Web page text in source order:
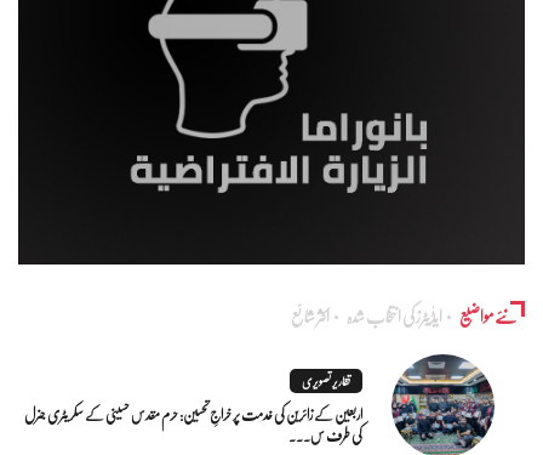
نئے مواضیع ایڈٰیٹرز کی انتخاب شدہ اکثر شائع
تقاریر تصویری
اربعین کے زائرین کی خدمت پر خراجِ تحسین: حرم مقدس حسینی کے سکریٹری جنرل
کی طرف س...